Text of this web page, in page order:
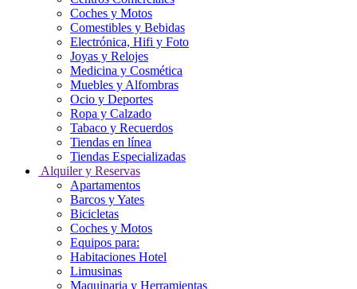
Coches y Motos
Comestibles y Bebidas
Electrónica, Hifi y Foto
Joyas y Relojes
Medicina y Cosmética
Muebles y Alfombras
Ocio y Deportes
Ropa y Calzado
Tabaco y Recuerdos
Tiendas en línea
Tiendas Especializadas
Alquiler y Reservas
Apartamentos
Barcos y Yates
Bicicletas
Coches y Motos
Equipos para:
Habitaciones Hotel
Limusinas
Maquinaria y Herramientas